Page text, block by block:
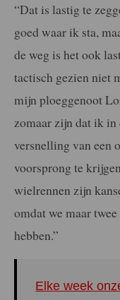
“Dat is lastig te
goed waar ik sta,
de weg is het ook
tactisch gezien niet
mijn ploeggenoot
zomaar zijn dat ik in
versnelling van een
voorsprong te
wielrennen zijn
omdat we maar
hebben.”
Elke week